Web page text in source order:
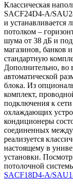
Классическая
SACF24D4-A/
и устанавливается
потолком –
шума от 38 дБ и
магазинов, банков
стандартную
Дополнительно, во
автоматической
блока. Из
комплект,
подключения к
охлаждающих
кондиционеры
соединенных между
реализуется
настоящему в
установки.
потолочной
SACF18D4-A/